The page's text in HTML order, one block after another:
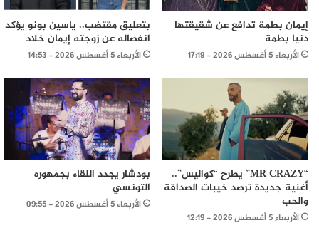
إيمان بطمة تدافع عن شقيقتها
دنيا بطمة
الأربعاء 5 أغسطس 2026 - 17:19
بتعليق مقتضب.. ياسين بونو يؤكد
انفصاله عن زوجته إيمان خلاد
الأربعاء 5 أغسطس 2026 - 14:53
“MR CRAZY” يطرح “كواليس”..
أغنية جديدة ترصد خيبات الصداقة
والحب
الأربعاء 5 أغسطس 2026 - 12:19
بودشار يجدد اللقاء بجمهوره
التونسي
الأربعاء 5 أغسطس 2026 - 09:55